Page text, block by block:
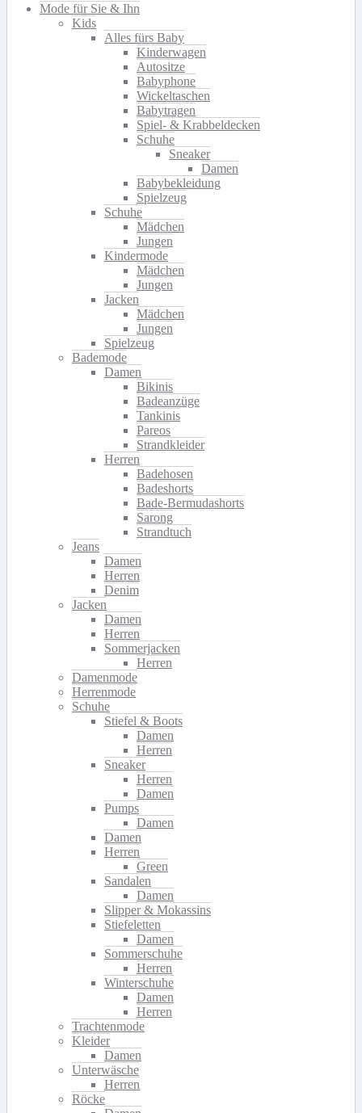
Mode für Sie & Ihn
Kids
Alles fürs Baby
Kinderwagen
Autositze
Babyphone
Wickeltaschen
Babytragen
Spiel- & Krabbeldecken
Schuhe
Sneaker
Damen
Babybekleidung
Spielzeug
Schuhe
Mädchen
Jungen
Kindermode
Mädchen
Jungen
Jacken
Mädchen
Jungen
Spielzeug
Bademode
Damen
Bikinis
Badeanzüge
Tankinis
Pareos
Strandkleider
Herren
Badehosen
Badeshorts
Bade-Bermudashorts
Sarong
Strandtuch
Jeans
Damen
Herren
Denim
Jacken
Damen
Herren
Sommerjacken
Herren
Damenmode
Herrenmode
Schuhe
Stiefel & Boots
Damen
Herren
Sneaker
Herren
Damen
Pumps
Damen
Damen
Herren
Green
Sandalen
Damen
Slipper & Mokassins
Stiefeletten
Damen
Sommerschuhe
Herren
Winterschuhe
Damen
Herren
Trachtenmode
Kleider
Damen
Unterwäsche
Herren
Röcke